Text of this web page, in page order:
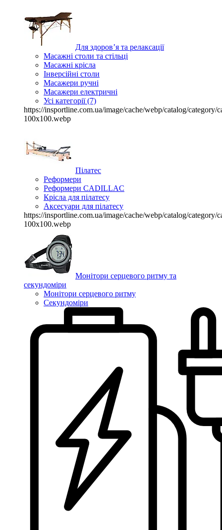
Для здоров’я та релаксації
Масажні столи та стільці
Масажні крісла
Інверсійні столи
Масажери ручні
Масажери електричні
Усі категорії (7)
https://insportline.com.ua/image/cache/webp/catalog/category/
100x100.webp
Пілатес
Реформери
Реформери CADILLAC
Крісла для пілатесу
Аксесуари для пілатесу
https://insportline.com.ua/image/cache/webp/catalog/category/
100x100.webp
Монітори серцевого ритму та
секундоміри
Монітори серцевого ритму
Секундоміри